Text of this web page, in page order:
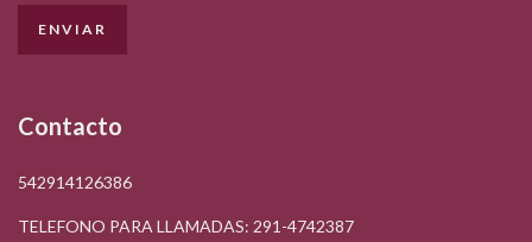
Contacto
542914126386
TELEFONO PARA LLAMADAS: 291-4742387